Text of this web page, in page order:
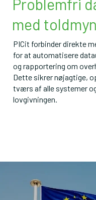
med
PICit forbinder direkte
for at automatisere
og rapportering om
Dette sikrer nøjagtige,
tværs af alle systemer
lovgivningen.